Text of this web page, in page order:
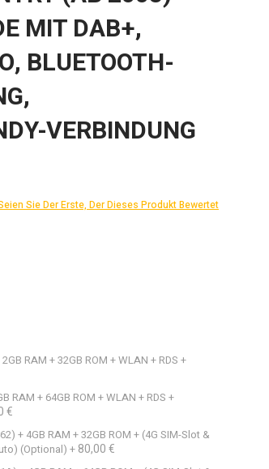
MIT DAB+,
BLUETOOTH-
VERBINDUNG
Sie Der Erste, Der Dieses Produkt Bewertet
RAM + 32GB ROM + WLAN + RDS +
RAM + 64GB ROM + WLAN + RDS +
€
+ 4GB RAM + 32GB ROM + (4G SIM-Slot &
(Optional) + 80,00 €